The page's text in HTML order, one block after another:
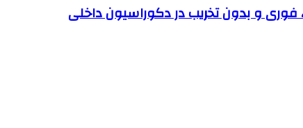
فوری و بدون تخریب در دکوراسیون داخلی